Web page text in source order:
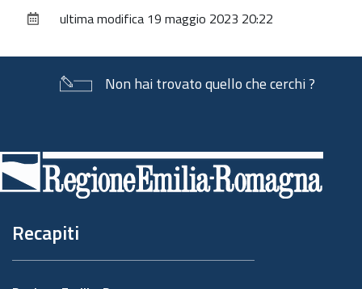
documentoultima modifica 19 maggio 2023 20:22
Non hai trovato quello che cerchi ?
di
pagina
Recapiti